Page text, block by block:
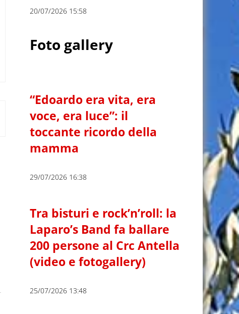
20/07/2026 15:58
Foto gallery
“Edoardo era vita, era
voce, era luce”: il
toccante ricordo della
mamma
29/07/2026 16:38
Tra bisturi e rock’n’roll: la
Laparo’s Band fa ballare
200 persone al Crc Antella
(video e fotogallery)
25/07/2026 13:48